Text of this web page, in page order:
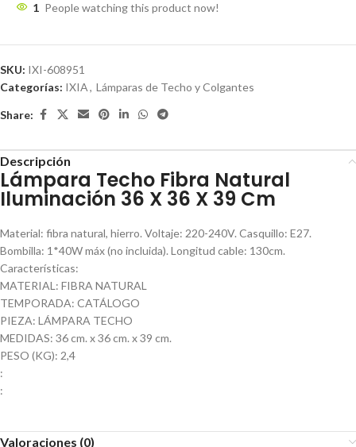
1 People watching this product now!
SKU: IXI-608951
Categorías: IXIA, Lámparas de Techo y Colgantes
Share:
Descripción
Lámpara Techo Fibra Natural
Iluminación 36 X 36 X 39 Cm
Material: fibra natural, hierro. Voltaje: 220-240V. Casquillo: E27.
Bombilla: 1*40W máx (no incluida). Longitud cable: 130cm.
Características:
MATERIAL: FIBRA NATURAL
TEMPORADA: CATÁLOGO
PIEZA: LÁMPARA TECHO
MEDIDAS: 36 cm. x 36 cm. x 39 cm.
PESO (KG): 2,4
:
:
Valoraciones (0)